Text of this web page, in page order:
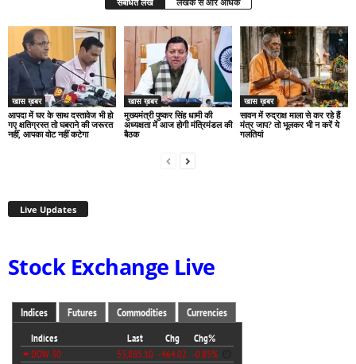
खास ख़बर
आपदा में घर के साथ दस्तावेज भी हो
गए क्षतिग्रस्त तो घबराने की जरूरत
नहीं, आपका वोट नहीं कटेगा
खास ख़बर
मुख्यमंत्री पुष्कर सिंह धामी की
अध्यक्षता में आज होगी मंत्रिमंडल की
बैठक
खास ख़बर
सावन में रुद्राक्ष माला से कर रहे हैं
मंत्र जाप? तो भूलकर भी न करें ये
गलतियां
Live Updates
Stock Exchange Live